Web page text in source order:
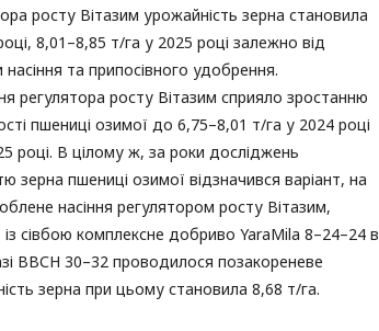
росту Вітазим урожайність зерна становила
8,01–8,85 т/га у 2025 році залежно від
та припосівного удобрення.
регулятора росту Вітазим сприяло зростанню
пшениці озимої до 6,75–8,01 т/га у 2024 році
році. В цілому ж, за роки досліджень
зерна пшениці озимої відзначився варіант, на
насіння регулятором росту Вітазим,
сівбою комплексне добриво YaraMila 8–24–24 в
ВВСН 30–32 проводилося позакореневе
зерна при цьому становила 8,68 т/га.